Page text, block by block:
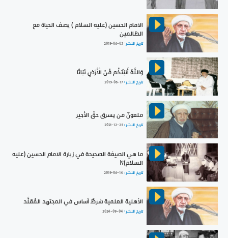
الامام الحسين (عليه السلام ) يصف الحياة مع
الظالمين
تاريخ النشر :2019-06-05
وَاللَّهُ أَنبَتَكُم مِّنَ الْأَرْضِ نَبَاتًا
تاريخ النشر :2019-06-17
ملعونٌ من يسرق حقّ الأجير
تاريخ النشر :2021-12-25
ما هي الصيغة الصحيحة في زيارة الامام الحسين (عليه
السلام)؟!
تاريخ النشر : 2019-06-14
الأهلية العلمية شرطٌ أساس في المجتهد المُقلَّد
تاريخ النشر : 2024-09-04